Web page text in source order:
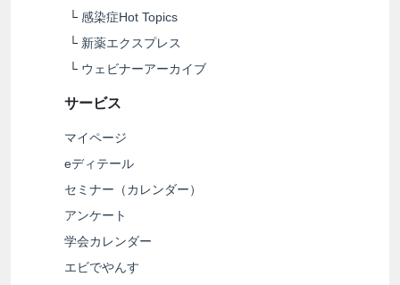
└ 感染症Hot Topics
└ 新薬エクスプレス
└ ウェビナーアーカイブ
サービス
マイページ
eディテール
セミナー（カレンダー）
アンケート
学会カレンダー
エビでやんす